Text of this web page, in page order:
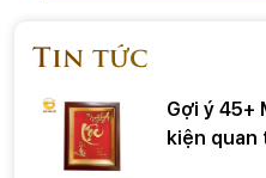
Tin tức
Gợi ý 45+
kiện quan